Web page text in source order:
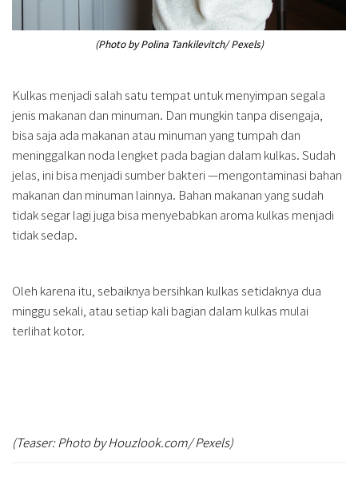
(Photo by Polina Tankilevitch/ Pexels)
Kulkas menjadi salah satu tempat untuk menyimpan segala
jenis makanan dan minuman. Dan mungkin tanpa disengaja,
bisa saja ada makanan atau minuman yang tumpah dan
meninggalkan noda lengket pada bagian dalam kulkas. Sudah
jelas, ini bisa menjadi sumber bakteri —mengontaminasi bahan
makanan dan minuman lainnya. Bahan makanan yang sudah
tidak segar lagi juga bisa menyebabkan aroma kulkas menjadi
tidak sedap.
Oleh karena itu, sebaiknya bersihkan kulkas setidaknya dua
minggu sekali, atau setiap kali bagian dalam kulkas mulai
terlihat kotor.
(Teaser: Photo by Houzlook.com/ Pexels)